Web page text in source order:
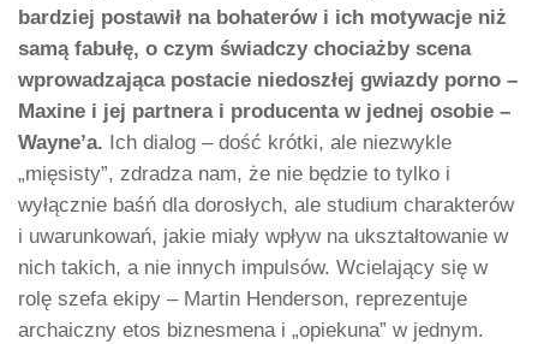
bardziej postawił na bohaterów i ich motywacje niż
samą fabułę, o czym świadczy chociażby scena
wprowadzająca postacie niedoszłej gwiazdy porno –
Maxine i jej partnera i producenta w jednej osobie –
Wayne’a. Ich dialog – dość krótki, ale niezwykle
„mięsisty”, zdradza nam, że nie będzie to tylko i
wyłącznie baśń dla dorosłych, ale studium charakterów
i uwarunkowań, jakie miały wpływ na ukształtowanie w
nich takich, a nie innych impulsów. Wcielający się w
rolę szefa ekipy – Martin Henderson, reprezentuje
archaiczny etos biznesmena i „opiekuna” w jednym.